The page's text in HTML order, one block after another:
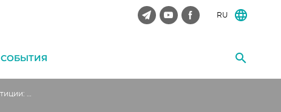
RU
СОБЫТИЯ